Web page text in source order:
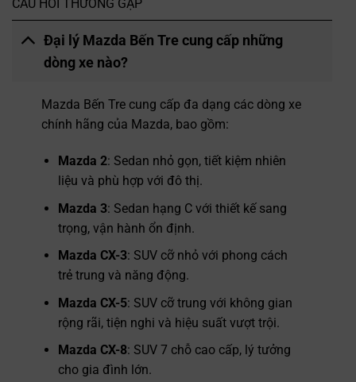
CÂU HỎI THƯỜNG GẶP
Đại lý Mazda Bến Tre cung cấp những
dòng xe nào?
Mazda Bến Tre cung cấp đa dạng các dòng xe
chính hãng của Mazda, bao gồm:
Mazda 2: Sedan nhỏ gọn, tiết kiệm nhiên
liệu và phù hợp với đô thị.
Mazda 3: Sedan hạng C với thiết kế sang
trọng, vận hành ổn định.
Mazda CX-3: SUV cỡ nhỏ với phong cách
trẻ trung và năng động.
Mazda CX-5: SUV cỡ trung với không gian
rộng rãi, tiện nghi và hiệu suất vượt trội.
Mazda CX-8: SUV 7 chỗ cao cấp, lý tưởng
cho gia đình lớn.